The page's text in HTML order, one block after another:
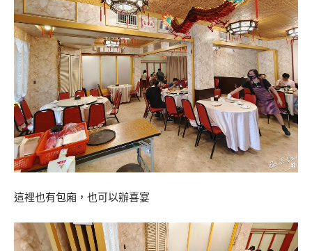
這裡也有包廂，也可以辦喜宴